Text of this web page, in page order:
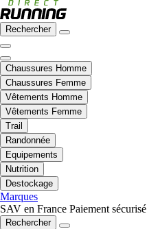
Rechercher
Chaussures Homme
Chaussures Femme
Vêtements Homme
Vêtements Femme
Trail
Randonnée
Equipements
Nutrition
Destockage
Marques
SAV en France Paiement sécurisé
Rechercher